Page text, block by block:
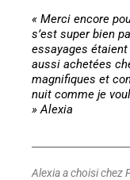
« Merci encore
s’est super bien
essayages
aussi achetées
magnifiques et
nuit comme je
» Alexia
Alexia a choisi chez